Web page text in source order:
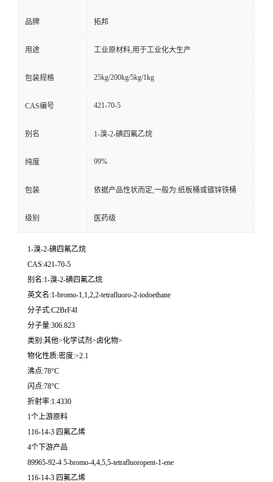
品牌 拓邦
用途 工业原材料,用于工业化大生产
包装规格 25kg/200kg/5kg/1kg
CAS编号 421-70-5
别名 1-溴-2-碘四氟乙烷
纯度 99%
包装 依据产品性状而定,一般为:纸板桶或镀锌铁桶
级别 医药级
1-溴-2-碘四氟乙烷
CAS:421-70-5
别名:1-溴-2-碘四氟乙烷
英文名:1-bromo-1,1,2,2-tetrafluoro-2-iodoethane
分子式:C2BrF4I
分子量:306.823
类别:其他>化学试剂>卤化物>
物化性质:密度:>2.1
沸点:78°C
闪点:78°C
折射率:1.4330
1个上游原料
116-14-3 四氟乙烯
4个下游产品
89965-92-4 5-bromo-4,4,5,5-tetrafluoropent-1-ene
116-14-3 四氟乙烯